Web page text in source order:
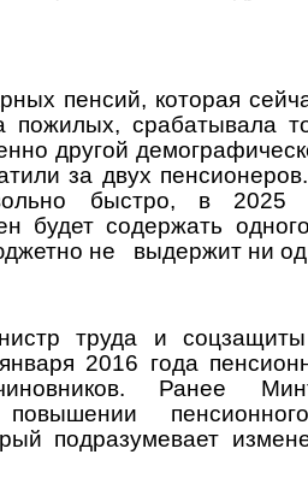
пенсий, которая
пожилых, срабатывала
другой
за двух
быстро, в 2025
будет содержать
не выдержит ни
труда и
2016 года
Ранее
подразумевает